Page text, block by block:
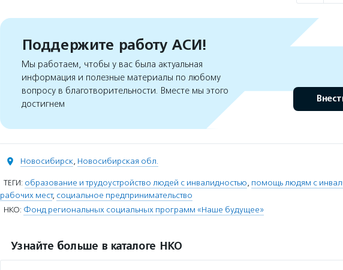
Поддержите работу АСИ!
Мы работаем, чтобы у вас была актуальная
информация и полезные материалы по любому
вопросу в благотворительности. Вместе мы этого
достигнем
Новосибирск, Новосибирская обл.
ТЕГИ: образование и трудоустройство людей с инвалидностью, помощь людям с
рабочих мест, социальное предпринимательство
НКО: Фонд региональных социальных программ «Наше будущее»
Узнайте больше в каталоге НКО